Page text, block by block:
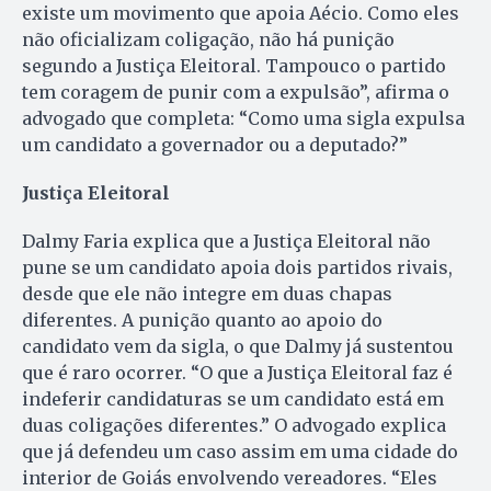
existe um movimento que apoia Aécio. Como eles
não oficializam coligação, não há punição
segundo a Justiça Eleitoral. Tampouco o partido
tem coragem de punir com a expulsão”, afirma o
advogado que completa: “Como uma sigla expulsa
um candidato a governador ou a deputado?”
Justiça Eleitoral
Dalmy Faria explica que a Justiça Eleitoral não
pune se um candidato apoia dois partidos rivais,
desde que ele não integre em duas chapas
diferentes. A punição quanto ao apoio do
candidato vem da sigla, o que Dalmy já sustentou
que é raro ocorrer. “O que a Justiça Eleitoral faz é
indeferir candidaturas se um candidato está em
duas coligações diferentes.” O advogado explica
que já defendeu um caso assim em uma cidade do
interior de Goiás envolvendo vereadores. “Eles